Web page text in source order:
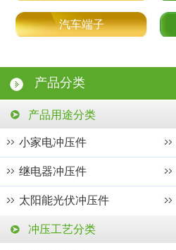
汽车端子
产品分类
产品用途分类
小家电冲压件
继电器冲压件
太阳能光伏冲压件
轻触开关冲压件
冲压工艺分类